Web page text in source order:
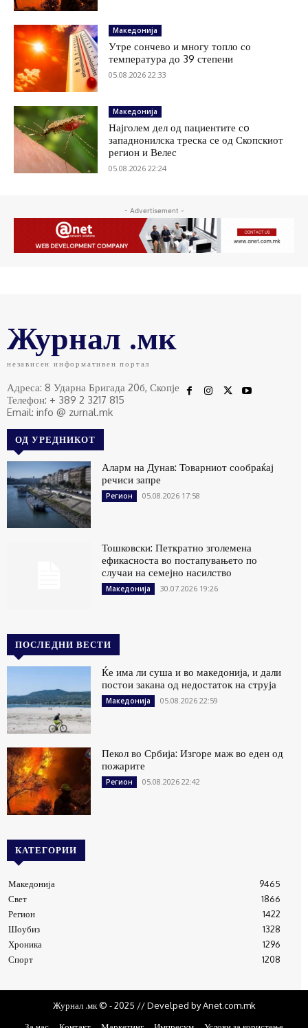
Македонија
Утре сончево и многу топло со
температура до 39 степени
05.08.2026 22:33
Македонија
Најголем дел од пациентите сo
западнонилска треска се од Скопскиот
регион и Велес
05.08.2026 22:24
- Advertisement -
Журнал .мк
независен информативен портал
Адреса: 8 Ударна Бригада 20б, Скопје
Телефон: + 389 2 3217 815
Email: info @ zurnal.mk
ОД УРЕДНИКОТ
Аларм на Дунав: Товарниот сообраќај
речиси запре
Регион 05.08.2026 17:58
Тошковски: Петкратно зголемена
ефикасноста во постапувањето по
случаи на семејно насилство
Македонија 30.07.2026 19:26
ПОСЛЕДНИ ВЕСТИ
Ќе има ли суша и во македонија, и дали
постои закана од недостаток на струја
Македонија 05.08.2026 22:59
Пекол во Србија: Изгоре маж во еден од
пожарите
Регион 05.08.2026 22:42
КАТЕГОРИИ
Македонија
9465
Свет
1866
Регион
1422
Шоубиз
1328
Хроника
1296
Спорт
1208
Журнал .мк © - 2025 // Develped by Anet.com.mk